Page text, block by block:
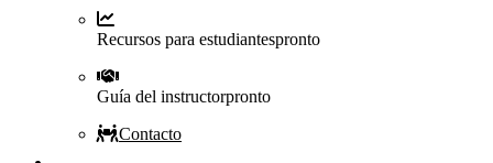
Recursos para estudiantespronto
Guía del instructorpronto
Contacto